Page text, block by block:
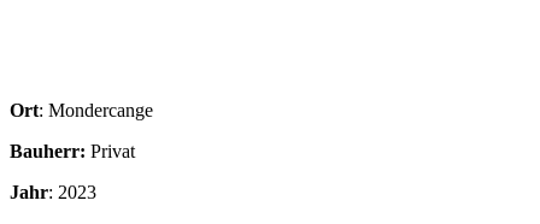
Ort: Mondercange
Bauherr: Privat
Jahr: 2023